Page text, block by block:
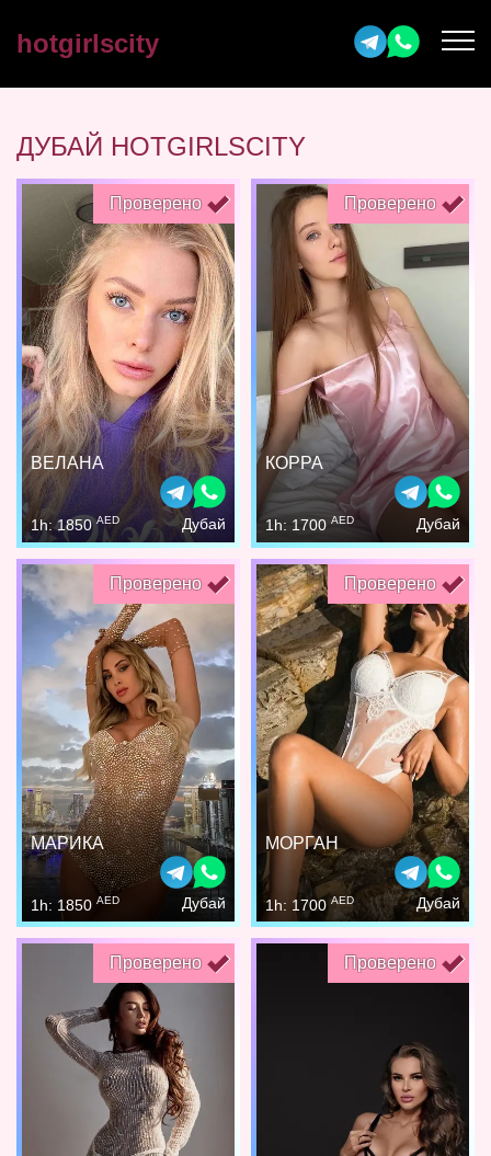
hotgirlscity
ДУБАЙ HOTGIRLSCITY
Проверено
ВЕЛАНА
1h: 1850AED Дубай
Проверено
КОРРА
1h: 1700 AED Дубай
Проверено
МАРИКА
1h: 1850 AED Дубай
Проверено
МОРГАН
1h: 1700 AED Дубай
Проверено Проверено